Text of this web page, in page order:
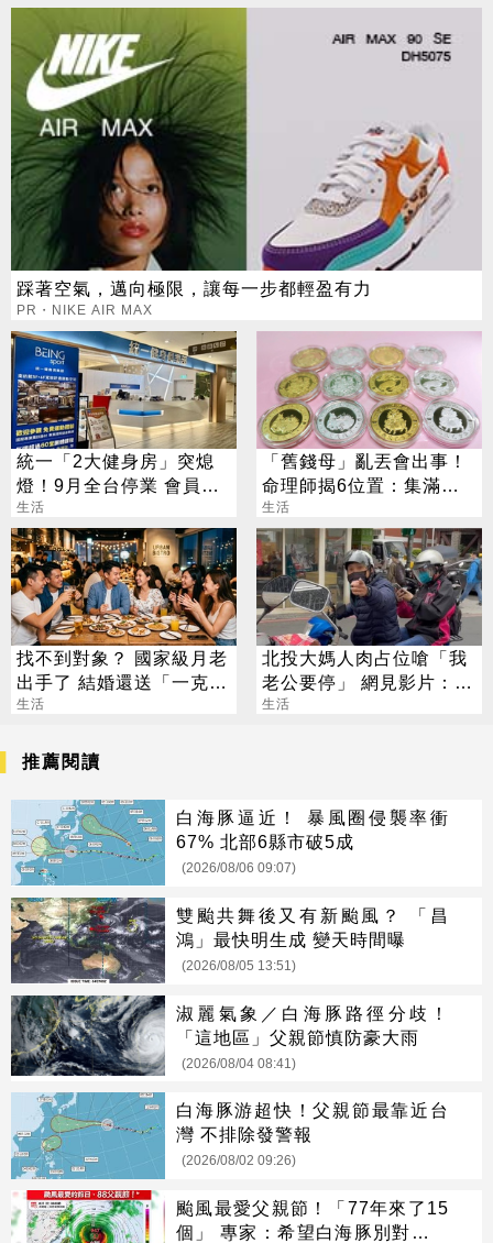
踩著空氣，邁向極限，讓每一步都輕盈有力
PR・NIKE AIR MAX
統一「2大健身房」突熄
燈！9月全台停業 會員退
費方案一次看
生活
「舊錢母」亂丟會出事！
命理師揭6位置：集滿生
肖力量大
生活
找不到對象？ 國家級月老
出手了 結婚還送「一克拉
鑽戒」
生活
北投大媽人肉占位嗆「我
老公要停」 網見影片：難
怪是夫妻
生活
推薦閱讀
白海豚逼近！ 暴風圈侵襲率衝
67% 北部6縣市破5成
(2026/08/06 09:07)
雙颱共舞後又有新颱風？ 「昌
鴻」最快明生成 變天時間曝
(2026/08/05 13:51)
淑麗氣象／白海豚路徑分歧！
「這地區」父親節慎防豪大雨
(2026/08/04 08:41)
白海豚游超快！父親節最靠近台
灣 不排除發警報
(2026/08/02 09:26)
颱風最愛父親節！「77年來了15
個」 專家：希望白海豚別對號入